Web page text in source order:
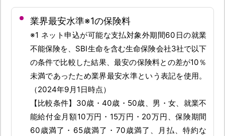
業界最安水準※1の保険料
※1 ネット申込が可能な支払対象外期間60日の就業
不能保険を、SBI生命を含む生命保険会社3社で以下
の条件で比較した結果、最安の保険料との差が10％
未満であったため業界最安水準という表記を使用。
（2024年9月1日時点）
【比較条件】30歳・40歳・50歳、男・女、就業不
能給付金月額10万円・15万円・20万円、保険期間
60歳満了・65歳満了・70歳満了、月払、特約な